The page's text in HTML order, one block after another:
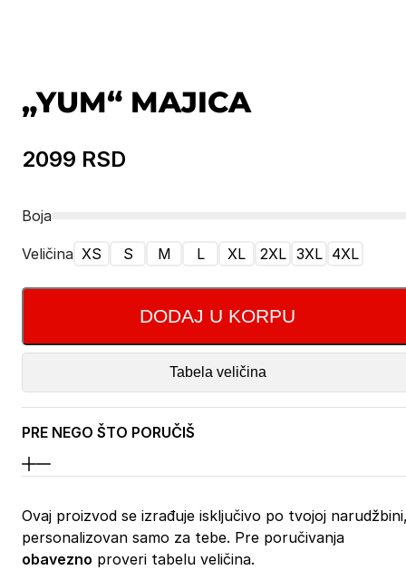
„YUM“ MAJICA
2099 RSD
Boja
Veličina XS S M L XL 2XL 3XL 4XL
DODAJ U KORPU
Tabela veličina
PRE NEGO ŠTO PORUČIŠ
Ovaj proizvod se izrađuje isključivo po tvojoj
personalizovan samo za tebe. Pre poručivanja
obavezno proveri tabelu veličina.